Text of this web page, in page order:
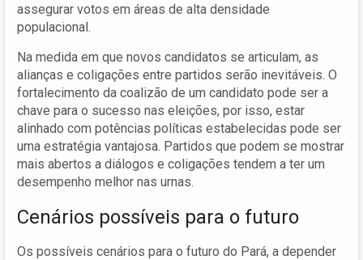
assegurar votos em áreas de alta densidade
populacional.
Na medida em que novos candidatos se articulam, as
alianças e coligações entre partidos serão inevitáveis. O
fortalecimento da coalizão de um candidato pode ser a
chave para o sucesso nas eleições, por isso, estar
alinhado com potências políticas estabelecidas pode ser
uma estratégia vantajosa. Partidos que podem se mostrar
mais abertos a diálogos e coligações tendem a ter um
desempenho melhor nas urnas.
Cenários possíveis para o futuro
Os possíveis cenários para o futuro do Pará, a depender